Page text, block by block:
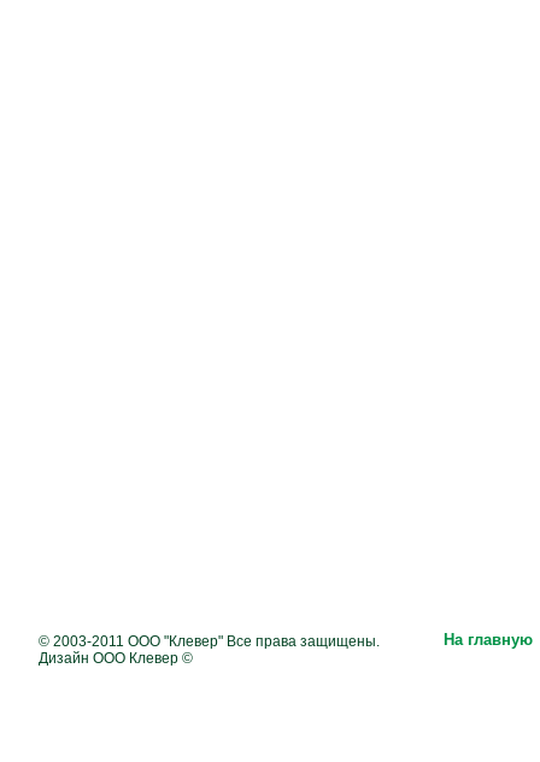
© 2003-2011 ООО "Клевер" Все права защищены.
Дизайн ООО Клевер ©
На главную